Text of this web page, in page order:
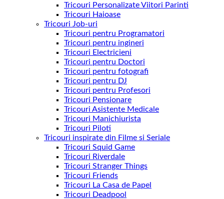
Tricouri Personalizate Viitori Parinti
Tricouri Haioase
Tricouri Job-uri
Tricouri pentru Programatori
Tricouri pentru ingineri
Tricouri Electricieni
Tricouri pentru Doctori
Tricouri pentru fotografi
Tricouri pentru DJ
Tricouri pentru Profesori
Tricouri Pensionare
Tricouri Asistente Medicale
Tricouri Manichiurista
Tricouri Piloti
Tricouri inspirate din Filme si Seriale
Tricouri Squid Game
Tricouri Riverdale
Tricouri Stranger Things
Tricouri Friends
Tricouri La Casa de Papel
Tricouri Deadpool